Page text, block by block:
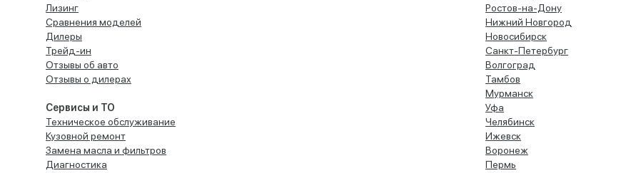
Лизинг
Сравнения моделей
Дилеры
Трейд-ин
Отзывы об авто
Отзывы о дилерах
Сервисы и ТО
Техническое обслуживание
Кузовной ремонт
Замена масла и фильтров
Диагностика
Ростов-на-Дону
Нижний Новгород
Новосибирск
Санкт-Петербург
Волгоград
Тамбов
Мурманск
Уфа
Челябинск
Ижевск
Воронеж
Пермь